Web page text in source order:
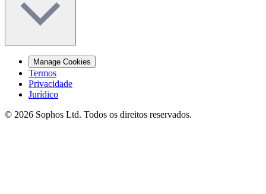
Manage Cookies
Termos
Privacidade
Jurídico
© 2026 Sophos Ltd. Todos os direitos reservados.